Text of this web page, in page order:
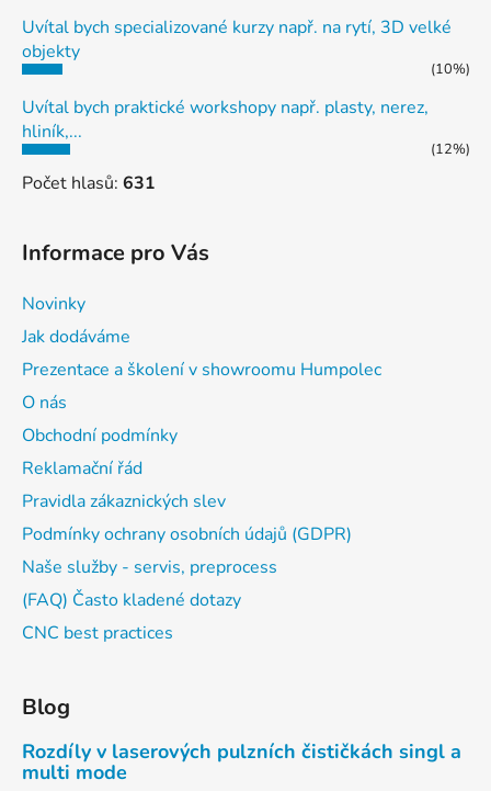
Uvítal bych specializované kurzy např. na rytí, 3D velké
objekty
(10%)
Uvítal bych praktické workshopy např. plasty, nerez,
hliník,...
(12%)
Počet hlasů: 631
Informace pro Vás
Novinky
Jak dodáváme
Prezentace a školení v showroomu Humpolec
O nás
Obchodní podmínky
Reklamační řád
Pravidla zákaznických slev
Podmínky ochrany osobních údajů (GDPR)
Naše služby - servis, preprocess
(FAQ) Často kladené dotazy
CNC best practices
Blog
Rozdíly v laserových pulzních čističkách singl a
multi mode